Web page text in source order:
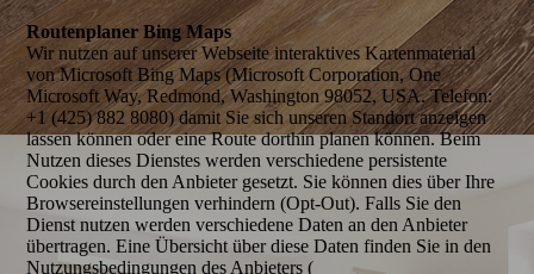
Routenplaner Bing Maps
Wir nutzen auf unserer Webseite interaktives Kartenmaterial
von Microsoft Bing Maps (Microsoft Corporation, One
Microsoft Way, Redmond, Washington 98052, USA. Telefon:
+1 (425) 882 8080) damit Sie sich unseren Standort anzeigen
lassen können oder eine Route dorthin planen können. Beim
Nutzen dieses Dienstes werden verschiedene persistente
Cookies durch den Anbieter gesetzt. Sie können dies über Ihre
Browsereinstellungen verhindern (Opt-Out). Falls Sie den
Dienst nutzen werden verschiedene Daten an den Anbieter
übertragen. Eine Übersicht über diese Daten finden Sie in den
Nutzungsbedingungen des Anbieters (